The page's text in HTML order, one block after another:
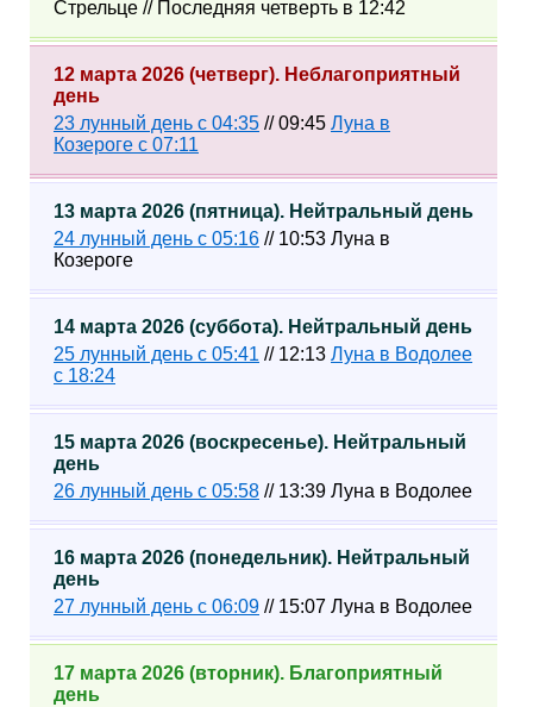
Стрельце // Последняя четверть в 12:42
12 марта 2026 (четверг). Неблагоприятный
день
23 лунный день с 04:35 // 09:45 Луна в
Козероге с 07:11
13 марта 2026 (пятница). Нейтральный день
24 лунный день с 05:16 // 10:53 Луна в
Козероге
14 марта 2026 (суббота). Нейтральный день
25 лунный день с 05:41 // 12:13 Луна в Водолее
с 18:24
15 марта 2026 (воскресенье). Нейтральный
день
26 лунный день с 05:58 // 13:39 Луна в Водолее
16 марта 2026 (понедельник). Нейтральный
день
27 лунный день с 06:09 // 15:07 Луна в Водолее
17 марта 2026 (вторник). Благоприятный
день